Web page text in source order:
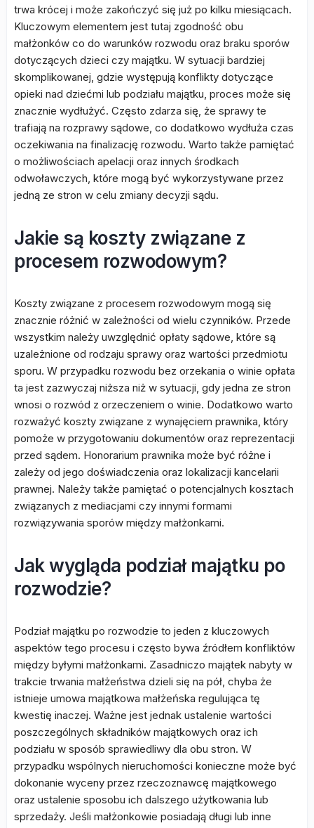
trwa krócej i może zakończyć się już po kilku miesiącach.
Kluczowym elementem jest tutaj zgodność obu
małżonków co do warunków rozwodu oraz braku sporów
dotyczących dzieci czy majątku. W sytuacji bardziej
skomplikowanej, gdzie występują konflikty dotyczące
opieki nad dziećmi lub podziału majątku, proces może się
znacznie wydłużyć. Często zdarza się, że sprawy te
trafiają na rozprawy sądowe, co dodatkowo wydłuża czas
oczekiwania na finalizację rozwodu. Warto także pamiętać
o możliwościach apelacji oraz innych środkach
odwoławczych, które mogą być wykorzystywane przez
jedną ze stron w celu zmiany decyzji sądu.
Jakie są koszty związane z
procesem rozwodowym?
Koszty związane z procesem rozwodowym mogą się
znacznie różnić w zależności od wielu czynników. Przede
wszystkim należy uwzględnić opłaty sądowe, które są
uzależnione od rodzaju sprawy oraz wartości przedmiotu
sporu. W przypadku rozwodu bez orzekania o winie opłata
ta jest zazwyczaj niższa niż w sytuacji, gdy jedna ze stron
wnosi o rozwód z orzeczeniem o winie. Dodatkowo warto
rozważyć koszty związane z wynajęciem prawnika, który
pomoże w przygotowaniu dokumentów oraz reprezentacji
przed sądem. Honorarium prawnika może być różne i
zależy od jego doświadczenia oraz lokalizacji kancelarii
prawnej. Należy także pamiętać o potencjalnych kosztach
związanych z mediacjami czy innymi formami
rozwiązywania sporów między małżonkami.
Jak wygląda podział majątku po
rozwodzie?
Podział majątku po rozwodzie to jeden z kluczowych
aspektów tego procesu i często bywa źródłem konfliktów
między byłymi małżonkami. Zasadniczo majątek nabyty w
trakcie trwania małżeństwa dzieli się na pół, chyba że
istnieje umowa majątkowa małżeńska regulująca tę
kwestię inaczej. Ważne jest jednak ustalenie wartości
poszczególnych składników majątkowych oraz ich
podziału w sposób sprawiedliwy dla obu stron. W
przypadku wspólnych nieruchomości konieczne może być
dokonanie wyceny przez rzeczoznawcę majątkowego
oraz ustalenie sposobu ich dalszego użytkowania lub
sprzedaży. Jeśli małżonkowie posiadają długi lub inne